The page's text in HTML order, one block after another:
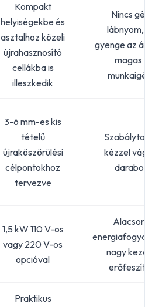
Kompakt
helyiségekbe és
asztalhoz közeli
újrahasznosító
cellákba is
illeszkedik
Nincs
gyenge az
magas
3-6 mm-es kis
tételű
újraköszörülési
célpontokhoz
tervezve
kézzel
1,5 kW 110 V-os
vagy 220 V-os
opcióval
nagy
Praktikus